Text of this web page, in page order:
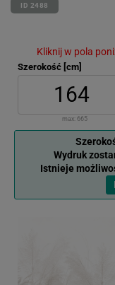
ID 2488
Kliknij w pola
Szerokość [cm]
max: 665
Wydruk
Istnieje